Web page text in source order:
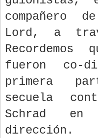
compañero
Lord, a
Recordemos
fueron co-
primera
secuela
Schrad
dirección.